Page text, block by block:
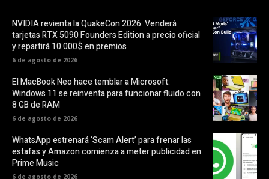
NVIDIA revienta la QuakeCon 2026: Venderá
tarjetas RTX 5090 Founders Edition a precio oficial
y repartirá 10.000$ en premios
6 de agosto de 2026
El MacBook Neo hace temblar a Microsoft:
Windows 11 se reinventa para funcionar fluido con
8 GB de RAM
6 de agosto de 2026
WhatsApp estrenará ‘Scam Alert’ para frenar las
estafas y Amazon comienza a meter publicidad en
Prime Music
6 de agosto de 2026